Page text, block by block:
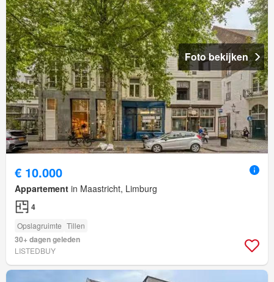
Foto bekijken
€ 10.000
Appartement in Maastricht, Limburg
4
Opslagruimte Tillen
30+ dagen geleden
LISTEDBUY